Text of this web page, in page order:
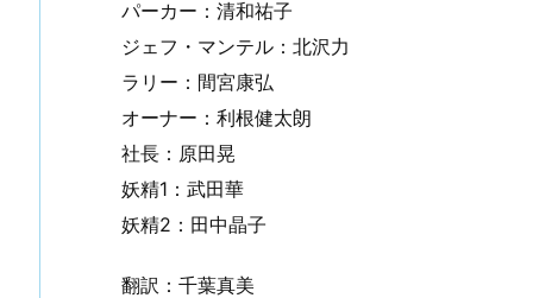
パーカー：清和祐子
ジェフ・マンテル：北沢力
ラリー：間宮康弘
オーナー：利根健太朗
社長：原田晃
妖精1：武田華
妖精2：田中晶子
翻訳：千葉真美